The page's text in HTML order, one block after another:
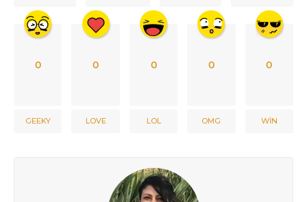
0
GEEKY
0
LOVE
0
LOL
0
OMG
0
WIN